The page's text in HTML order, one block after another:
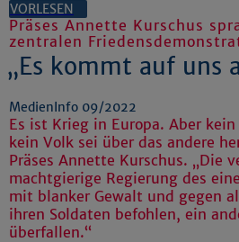
VORLESEN
Präses Annette Kurschus
zentralen
„Es kommt auf uns
MedienInfo 09/2022
Es ist Krieg in Europa. Aber kein
kein Volk sei über das andere
Präses Annette Kurschus. „Die
machtgierige Regierung des
mit blanker Gewalt und gegen
ihren Soldaten befohlen, ein
überfallen.“